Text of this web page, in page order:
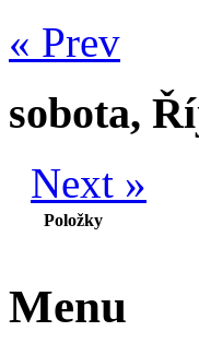
« Prev
sobota,
Next »
Položky
Menu